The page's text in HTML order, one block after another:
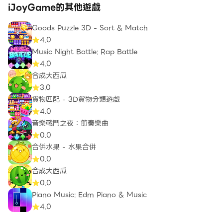
iJoyGame的其他遊戲
Goods Puzzle 3D - Sort & Match
4.0
Music Night Battle: Rap Battle
4.0
合成大西瓜
3.0
貨物匹配 - 3D貨物分類遊戲
4.0
音樂戰鬥之夜：節奏樂曲
0.0
合併水果 - 水果合併
0.0
合成大西瓜
0.0
Piano Music: Edm Piano & Music
4.0